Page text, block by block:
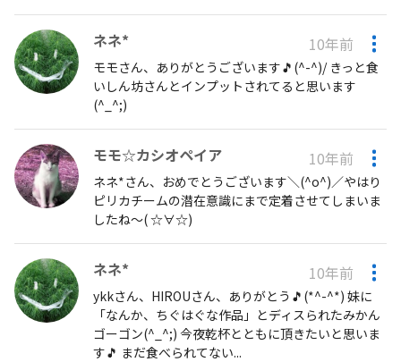
ネネ* 10年前
モモさん、ありがとうございます🎵(^-^)/ きっと食
いしん坊さんとインプットされてると思います
(^_^;)
モモ☆カシオペイア 10年前
ネネ*さん、おめでとうございます＼(^o^)／やはり
ピリカチームの潜在意識にまで定着させてしまいま
したね～( ☆∀☆)
ネネ* 10年前
ykkさん、HIROUさん、ありがとう🎵(*^-^*) 妹に
「なんか、ちぐはぐな作品」とディスられたみかん
ゴーゴン(^_^;) 今夜乾杯とともに頂きたいと思いま
す🎵 まだ食べられてない...